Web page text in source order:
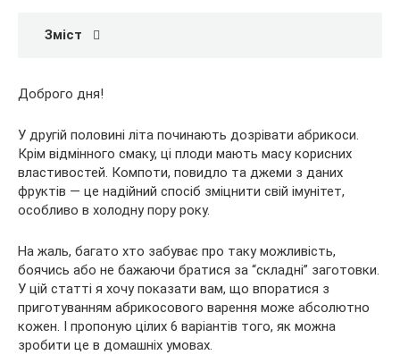
Зміст
Доброго дня!
У другій половині літа починають дозрівати абрикоси.
Крім відмінного смаку, ці плоди мають масу корисних
властивостей. Компоти, повидло та джеми з даних
фруктів — це надійний спосіб зміцнити свій імунітет,
особливо в холодну пору року.
На жаль, багато хто забуває про таку можливість,
боячись або не бажаючи братися за “складні” заготовки.
У цій статті я хочу показати вам, що впоратися з
приготуванням абрикосового варення може абсолютно
кожен. І пропоную цілих 6 варіантів того, як можна
зробити це в домашніх умовах.